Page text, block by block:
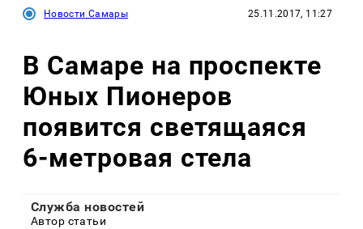
Новости Самары 25.11.2017, 11:27
В Самаре на проспекте
Юных Пионеров
появится светящаяся
6-метровая стела
Служба новостей
Автор статьи